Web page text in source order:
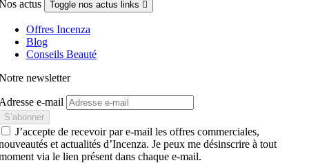
actus Toggle nos actus links 
Offres Incenza
Blog
Conseils Beauté
newsletter
e-mail
J’accepte de recevoir par e-mail les offres commerciales,
et actualités d’Incenza. Je peux me désinscrire à tout
via le lien présent dans chaque e-mail.